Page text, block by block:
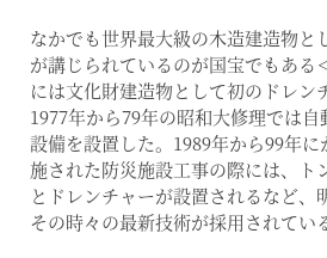
なかでも世界最大級の木造建造物と
が講じられているのが国宝でもある
には文化財建造物として初のドレン
1977年から79年の昭和大修理では
設備を設置した。1989年から99年
施された防災施設工事の際には、ト
とドレンチャーが設置されるなど、
その時々の最新技術が採用されてい